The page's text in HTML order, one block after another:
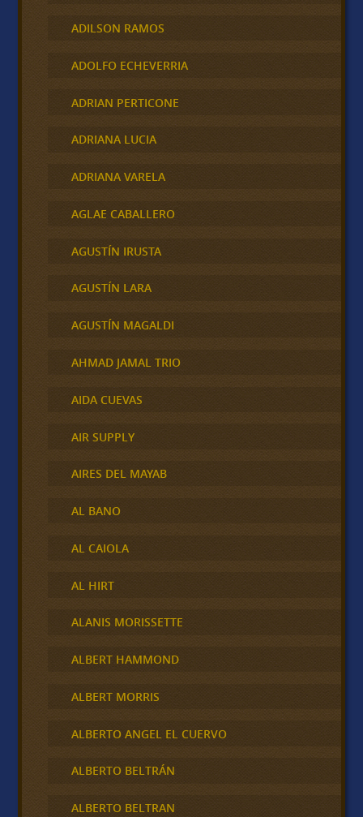
ADILSON RAMOS
ADOLFO ECHEVERRIA
ADRIAN PERTICONE
ADRIANA LUCIA
ADRIANA VARELA
AGLAE CABALLERO
AGUSTÍN IRUSTA
AGUSTÍN LARA
AGUSTÍN MAGALDI
AHMAD JAMAL TRIO
AIDA CUEVAS
AIR SUPPLY
AIRES DEL MAYAB
AL BANO
AL CAIOLA
AL HIRT
ALANIS MORISSETTE
ALBERT HAMMOND
ALBERT MORRIS
ALBERTO ANGEL EL CUERVO
ALBERTO BELTRÁN
ALBERTO BELTRAN